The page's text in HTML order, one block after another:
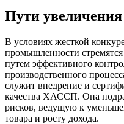
Пути
В условиях жесткой
промышленности
путем эффективного
производственного
служит внедрение и
качества ХАССП. Она
рисков, ведущую к
товара и росту дохода.